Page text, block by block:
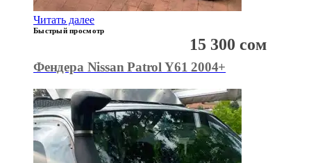
Читать далее
Быстрый просмотр
Фендера Nissan Patrol Y61 2004+
15 300 сом